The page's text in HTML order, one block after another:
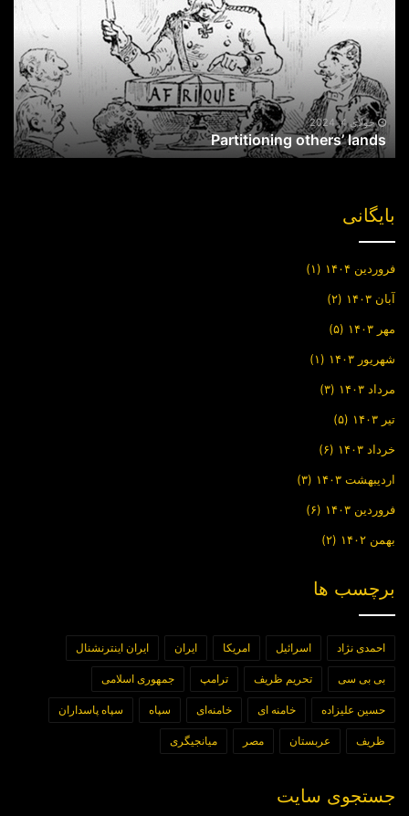
جولای 4, 2024
Partitioning others’ lands
بایگانی
فروردین ۱۴۰۴ (۱)
آبان ۱۴۰۳ (۲)
مهر ۱۴۰۳ (۵)
شهریور ۱۴۰۳ (۱)
مرداد ۱۴۰۳ (۳)
تیر ۱۴۰۳ (۵)
خرداد ۱۴۰۳ (۶)
اردیبهشت ۱۴۰۳ (۳)
فروردین ۱۴۰۳ (۶)
بهمن ۱۴۰۲ (۲)
برچسب ها
احمدی نژاد اسرائیل امریکا ایران ایران اینترنشنال
بی بی سی تحریم ظریف ترامپ جمهوری اسلامی
حسین علیزاده خامنه ای خامنه‌ای سپاه سپاه پاسداران
ظریف عربستان مصر میانجیگری
جستجوی سایت